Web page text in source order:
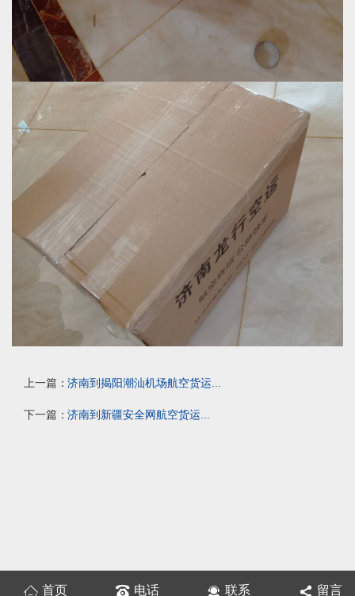
上一篇：济南到揭阳潮汕机场航空货运...
下一篇：济南到新疆安全网航空货运...
首页 电话 联系 留言